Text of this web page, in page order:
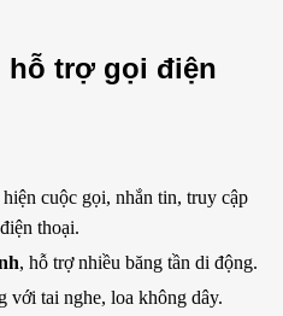
hỗ trợ gọi điện
cuộc gọi, nhắn tin, truy cập
thoại.
, hỗ trợ nhiều băng tần di động.
với tai nghe, loa không dây.